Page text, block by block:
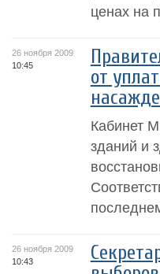
ценах на
26 ноября 2009
10:45
от
Кабинет
зданий и
26 ноября 2009
10:43